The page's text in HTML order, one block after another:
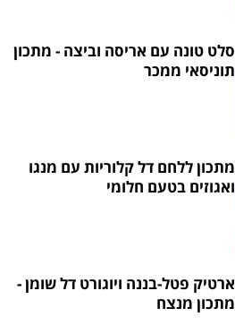
סלט טונה עם אריסה וביצה - מתכון
תוניסאי ממכר
מתכון ללחם דל קלוריות עם מנגו
ואגוזים בטעם חלומי
ארטיק פטל-בננה ויוגורט דל שומן -
מתכון מנצח